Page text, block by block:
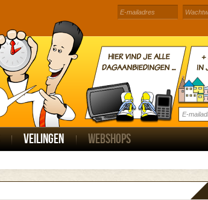
Veilingen Webshops